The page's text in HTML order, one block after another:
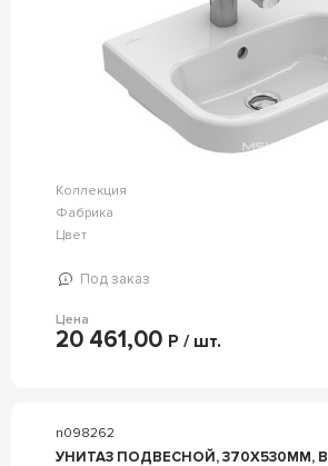
Коллекция
Фабрика
Цвет
Под заказ
Цена
20 461,00 Р / шт.
n098262
УНИТАЗ ПОДВЕСНОЙ, 370Х530ММ, В